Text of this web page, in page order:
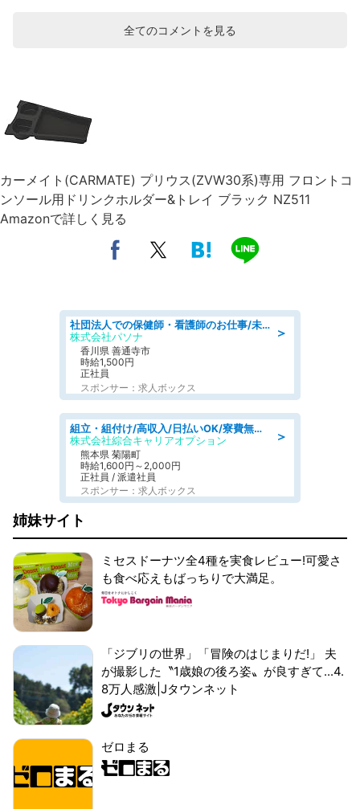
全てのコメントを見る
カーメイト(CARMATE) プリウス(ZVW30系)専用 フロントコ
ンソール用ドリンクホルダー&トレイ ブラック NZ511
Amazonで詳しく見る
＞
社団法人での保健師・看護師のお仕事/未経験OK/要資格:普通免許、保健師、正看護師
株式会社パソナ
香川県 善通寺市
時給1,500円
正社員
スポンサー：求人ボックス
＞
組立・組付け/高収入/日払いOK/寮費無料/交替制/20・30・40代活躍中
株式会社綜合キャリアオプション
熊本県 菊陽町
時給1,600円～2,000円
正社員 / 派遣社員
スポンサー：求人ボックス
姉妹サイト
ミセスドーナツ全4種を実食レビュー!可愛さ
も食べ応えもばっちりで大満足。
「ジブリの世界」「冒険のはじまりだ!」 夫
が撮影した〝1歳娘の後ろ姿〟が良すぎて...4.
8万人感激|Jタウンネット
ゼロまる